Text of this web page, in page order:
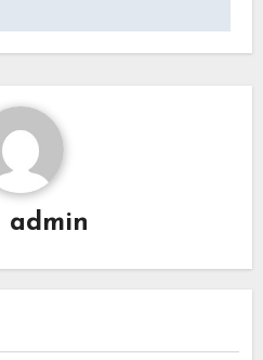
admin